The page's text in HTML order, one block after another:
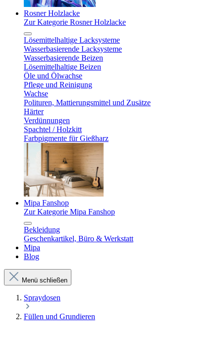
Rosner Holzlacke
Zur Kategorie Rosner Holzlacke
Lösemittelhaltige Lacksysteme
Wasserbasierende Lacksysteme
Wasserbasierende Beizen
Lösemittelhaltige Beizen
Öle und Ölwachse
Pflege und Reinigung
Wachse
Polituren, Mattierungsmittel und Zusätze
Härter
Verdünnungen
Spachtel / Holzkitt
Farbpigmente für Gießharz
Mipa Fanshop
Zur Kategorie Mipa Fanshop
Bekleidung
Geschenkartikel, Büro & Werkstatt
Mipa
Blog
Menü schließen
Spraydosen
Füllen und Grundieren